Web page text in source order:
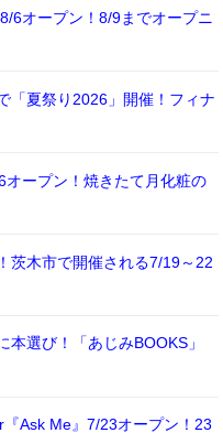
6オープン！8/9までオープニ
「夏祭り2026」開催！フィナ
ープン！焼きたて月化粧の
茨木市で開催される7/19～22
選び！「あじみBOOKS」
Ask Me』7/23オープン！23